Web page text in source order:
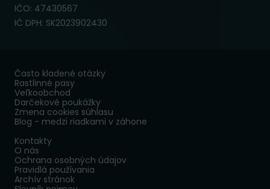
IČO: 47430567
IČ DPH: SK2023902430
Často kladené otázky
Rastlinné pasy
Veľkoobchod
Darčekové poukážky
Zmena cookies súhlasu
Blog - medzi riadkami v záhone
Kontakty
O nás
Ochrana osobných údajov
Pravidlá používania
Archív stránok